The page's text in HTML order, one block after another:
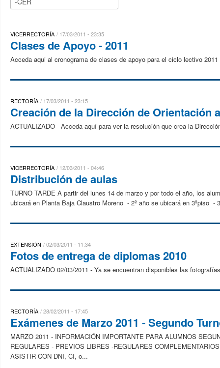
VICERRECTORÍA 17/03/2011 - 23:35
Clases de Apoyo - 2011
Acceda aqui al cronograma de clases de apoyo para el ciclo lectivo 2011
RECTORÍA 17/03/2011 - 23:15
Creación de la Dirección de Orientación
ACTUALIZADO - Acceda aquí para ver la resolución que crea la
VICERRECTORÍA 12/03/2011 - 04:46
Distribución de aulas
TURNO TARDE A partir del lunes 14 de marzo y por todo el año, los
ubicará en Planta Baja Claustro Moreno - 2º año se ubicará en 3ºpiso -
EXTENSIÓN 02/03/2011 - 11:34
Fotos de entrega de diplomas 2010
ACTUALIZADO 02/03/2011 - Ya se encuentran disponibles las
RECTORÍA 28/02/2011 - 17:45
Exámenes de Marzo 2011 - Segundo
MARZO 2011 - INFORMACIÓN IMPORTANTE PARA ALUMNOS
REGULARES - PREVIOS LIBRES -REGULARES
ASISTIR CON DNI, CI, o...